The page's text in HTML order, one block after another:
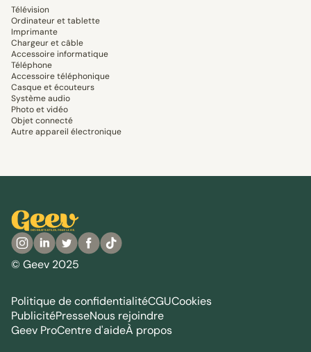
Télévision
Ordinateur et tablette
Imprimante
Chargeur et câble
Accessoire informatique
Téléphone
Accessoire téléphonique
Casque et écouteurs
Système audio
Photo et vidéo
Objet connecté
Autre appareil électronique
© Geev 2025
Politique de confidentialitéCGUCookies
PublicitéPresseNous rejoindre
Geev ProCentre d'aideÀ propos